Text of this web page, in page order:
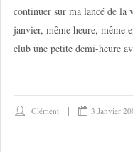
continuer sur ma lancé de la
janvier, même heure, même
club une petite demi-heure
Clément 3 Janvier